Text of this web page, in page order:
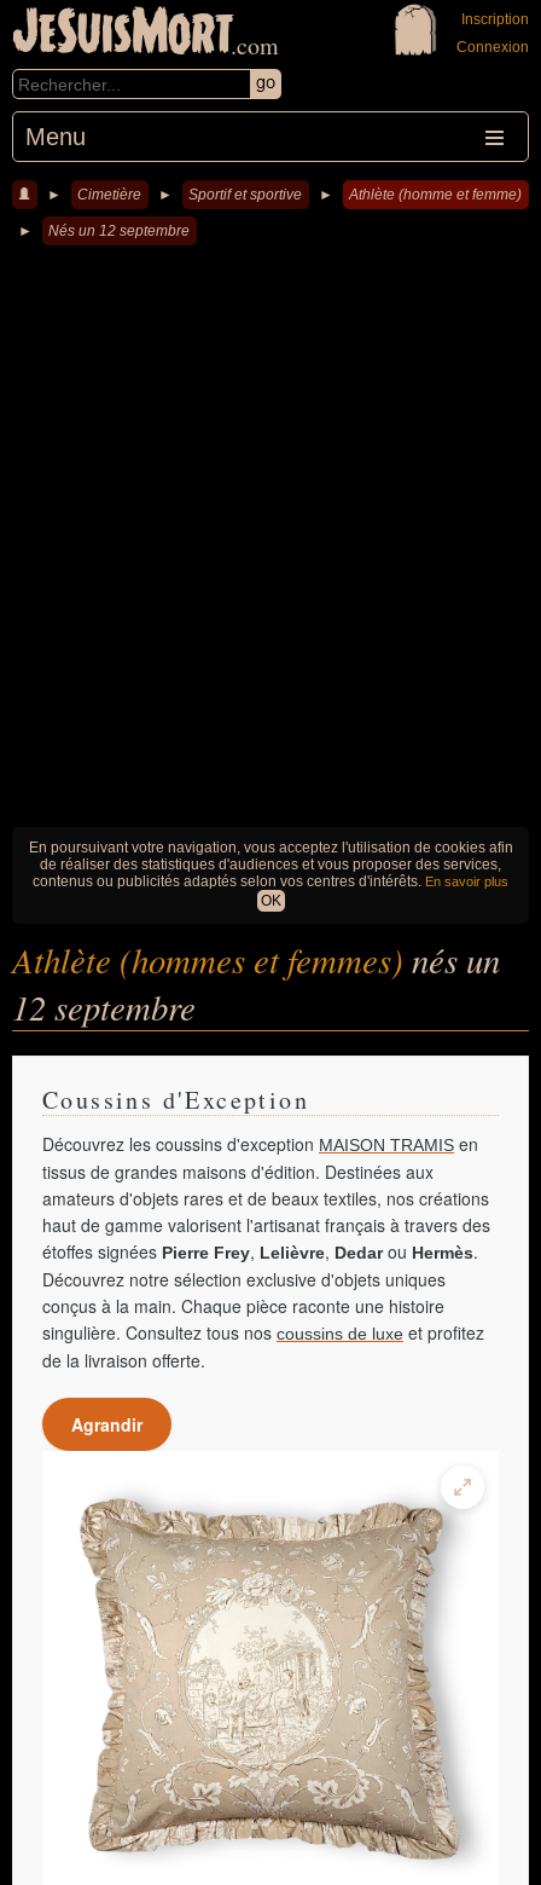
JeSuisMort.com
Menu
Inscription
Connexion
► Cimetière ► Sportif et sportive ► Athlète (homme et femme)
► Nés un 12 septembre
En poursuivant votre navigation, vous acceptez l'utilisation de cookies afin
de réaliser des statistiques d'audiences et vous proposer des services,
contenus ou publicités adaptés selon vos centres d'intérêts. En savoir plus
OK
Athlète (hommes et femmes) nés un
12 septembre
Coussins d'Exception
Découvrez les coussins d'exception MAISON TRAMIS en
tissus de grandes maisons d'édition. Destinées aux
amateurs d'objets rares et de beaux textiles, nos créations
haut de gamme valorisent l'artisanat français à travers des
étoffes signées Pierre Frey, Lelièvre, Dedarou Hermès.
Découvrez notre sélection exclusive d'objets uniques
conçus à la main. Chaque pièce raconte une histoire
singulière. Consultez tous nos coussins de luxe et profitez
de la livraison offerte.
Agrandir